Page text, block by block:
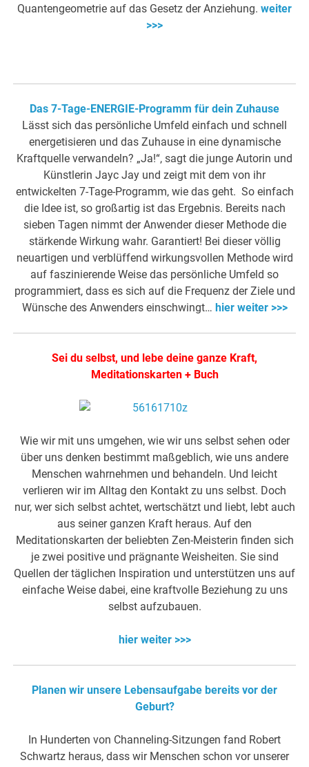
Quantengeometrie auf das Gesetz der Anziehung. weiter
>>>
Das 7-Tage-ENERGIE-Programm für dein Zuhause
Lässt sich das persönliche Umfeld einfach und schnell
energetisieren und das Zuhause in eine dynamische
Kraftquelle verwandeln? „Ja!“, sagt die junge Autorin und
Künstlerin Jayc Jay und zeigt mit dem von ihr
entwickelten 7-Tage-Programm, wie das geht. So einfach
die Idee ist, so großartig ist das Ergebnis. Bereits nach
sieben Tagen nimmt der Anwender dieser Methode die
stärkende Wirkung wahr. Garantiert! Bei dieser völlig
neuartigen und verblüffend wirkungsvollen Methode wird
auf faszinierende Weise das persönliche Umfeld so
programmiert, dass es sich auf die Frequenz der Ziele und
Wünsche des Anwenders einschwingt… hier weiter >>>
Sei du selbst, und lebe deine ganze Kraft,
Meditationskarten + Buch
Wie wir mit uns umgehen, wie wir uns selbst sehen oder
über uns denken bestimmt maßgeblich, wie uns andere
Menschen wahrnehmen und behandeln. Und leicht
verlieren wir im Alltag den Kontakt zu uns selbst. Doch
nur, wer sich selbst achtet, wertschätzt und liebt, lebt auch
aus seiner ganzen Kraft heraus. Auf den
Meditationskarten der beliebten Zen-Meisterin finden sich
je zwei positive und prägnante Weisheiten. Sie sind
Quellen der täglichen Inspiration und unterstützen uns auf
einfache Weise dabei, eine kraftvolle Beziehung zu uns
selbst aufzubauen.
hier weiter >>>
Planen wir unsere Lebensaufgabe bereits vor der
Geburt?
In Hunderten von Channeling-Sitzungen fand Robert
Schwartz heraus, dass wir Menschen schon vor unserer